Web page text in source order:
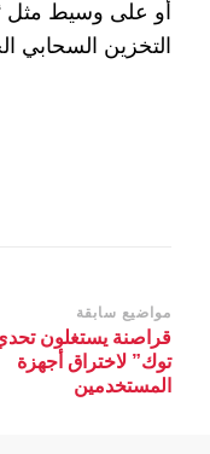
أو على وسيط مثل
التخزين السحابي
التنقل
بين
التدوينات
مواضيع سابقة
قراصنة يستغلون
توك” لاختراق أجهزة
المستخدمين